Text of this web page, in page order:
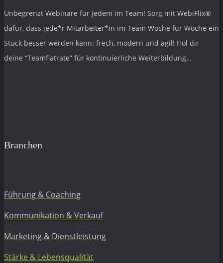
Unbegrenzt Webinare für jedem im Team! Sorg mit WebiFlix®
dafür, dass jede*r Mitarbeiter*in im Team Woche für Woche ein
Stück besser werden kann: frech, modern und agil! Hol dir
deine “Teamflatrate” für kontinuierliche Weiterbildung…
Branchen
Führung & Coaching
Kommunikation & Verkauf
Marketing & Dienstleistung
Stärke & Lebensqualität